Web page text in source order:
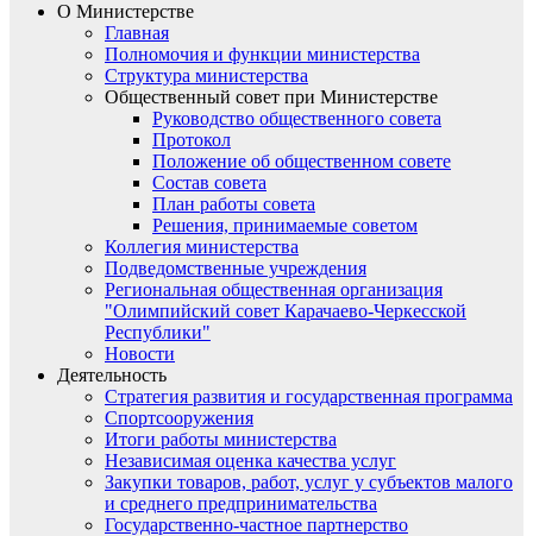
О Министерстве
Главная
Полномочия и функции министерства
Структура министерства
Общественный совет при Министерстве
Руководство общественного совета
Протокол
Положение об общественном совете
Состав совета
План работы совета
Решения, принимаемые советом
Коллегия министерства
Подведомственные учреждения
Региональная общественная организация
"Олимпийский совет Карачаево-Черкесской
Республики"
Новости
Деятельность
Стратегия развития и государственная программа
Спортсооружения
Итоги работы министерства
Независимая оценка качества услуг
Закупки товаров, работ, услуг у субъектов малого
и среднего предпринимательства
Государственно-частное партнерство